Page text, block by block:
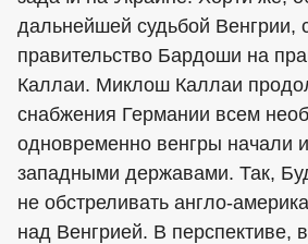
дальнейшей судьбой Венгрии,
правительство Бардоши на
Каллаи. Миклош Каллаи
снабжения Германии всем
одновременно венгры начали
западными державами. Так,
не обстреливать англо-
над Венгрией. В перспективе,